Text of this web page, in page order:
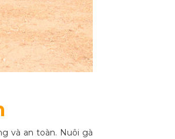
và an toàn. Nuôi gà